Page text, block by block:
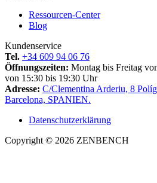
Ressourcen-Center
Blog
Kundenservice
Tel. +34 609 94 06 76
Öffnungszeiten: Montag bis Freitag
von 15:30 bis 19:30 Uhr
Adresse: C/Clementina Arderiu, 8
Barcelona, SPANIEN.
Datenschutzerklärung
Copyright © 2026 ZENBENCH